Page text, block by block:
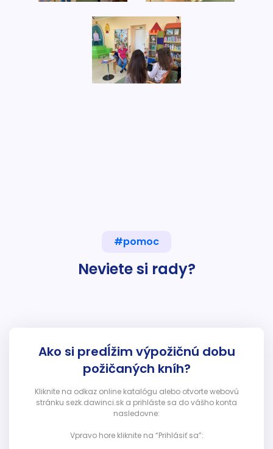
#pomoc
Neviete si rady?
Ako si predĺžim výpožičnú dobu
požičaných kníh?
Kliknite na odkaz online katalógu alebo otvorte webovú
stránku sezk.dawinci.sk a prihláste sa do vášho konta
nasledovne:
Vpravo hore kliknite na “Prihlásiť sa”: